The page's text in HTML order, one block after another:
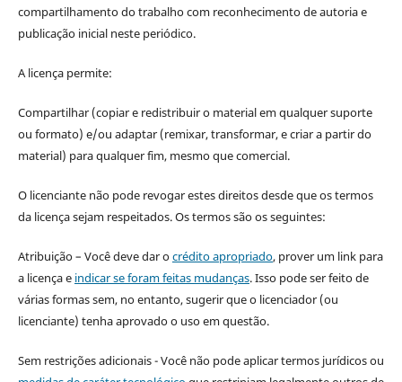
compartilhamento do trabalho com reconhecimento de autoria e
publicação inicial neste periódico.
A licença permite:
Compartilhar (copiar e redistribuir o material em qualquer suporte
ou formato) e/ou adaptar (remixar, transformar, e criar a partir do
material) para qualquer fim, mesmo que comercial.
O licenciante não pode revogar estes direitos desde que os termos
da licença sejam respeitados. Os termos são os seguintes:
Atribuição – Você deve dar ocrédito apropriado, prover um link para
a licença e indicar se foram feitas mudanças. Isso pode ser feito de
várias formas sem, no entanto, sugerir que o licenciador (ou
licenciante) tenha aprovado o uso em questão.
Sem restrições adicionais - Você não pode aplicar termos jurídicos ou